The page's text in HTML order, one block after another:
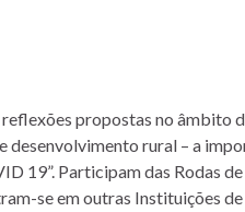
propostas no âmbito
desenvolvimento rural – a
19”. Participam das Rodas
se em outras Instituições de